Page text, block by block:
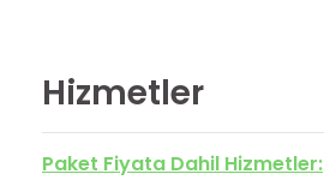
Hizmetler
Paket Fiyata Dahil Hizmetler: